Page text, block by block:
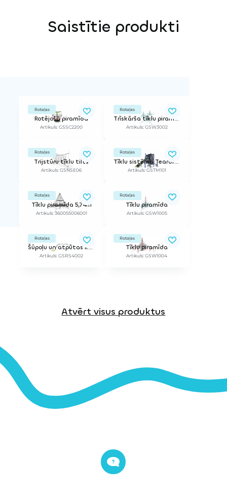
Saistītie produkti
Rotaļas
Rotējošā piramīda
Artikuls: GSSC2200
Rotaļas
Trīskārša tīklu piramīda
Artikuls: GSW3002
Rotaļas
Trijstūru tīklu tilts
Artikuls: GSNSE06
Rotaļas
Tīklu sistēma Teardrop Maze S
Artikuls: GSTM101
Rotaļas
Tīklu piramīda 5,74m
Artikuls: 360055006001
Rotaļas
Tīklu piramīda
Artikuls: GSW1005
Rotaļas
Šūpoļu un atpūtas komplekss
Artikuls: GSRS4002
Rotaļas
Tīklu piramīda
Artikuls: GSW1004
Atvērt visus produktus